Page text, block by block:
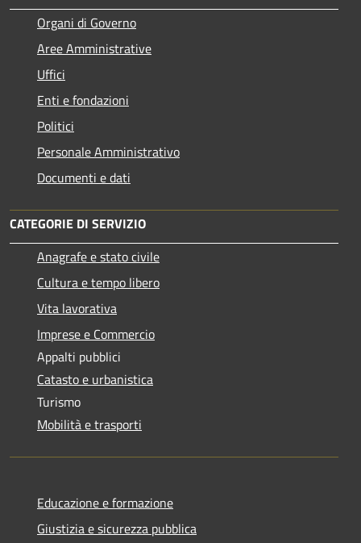
Organi di Governo
Aree Amministrative
Uffici
Enti e fondazioni
Politici
Personale Amministrativo
Documenti e dati
CATEGORIE DI SERVIZIO
Anagrafe e stato civile
Cultura e tempo libero
Vita lavorativa
Imprese e Commercio
Appalti pubblici
Catasto e urbanistica
Turismo
Mobilità e trasporti
Educazione e formazione
Giustizia e sicurezza pubblica